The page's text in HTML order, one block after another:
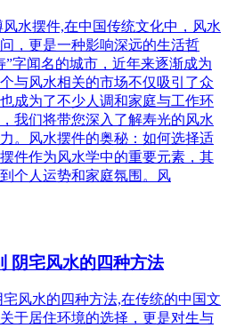
水摆件,在中国传统文化中，风水
，更是一种影响深远的生活哲
”字闻名的城市，近年来逐渐成为
与风水相关的市场不仅吸引了众
成为了不少人调和家庭与工作环
我们将带您深入了解寿光的风水
。风水摆件的奥秘：如何选择适
件作为风水学中的重要元素，其
个人运势和家庭氛围。风
阴宅风水的四种方法
风水的四种方法,在传统的中国文
于居住环境的选择，更是对生与